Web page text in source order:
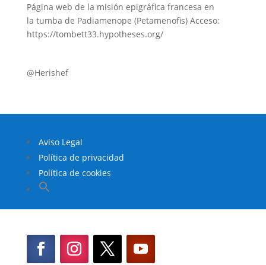
Página web de la misión epigráfica francesa en
la tumba de Padiamenope (Petamenofis) Acceso:
https://tombett33.hypotheses.org/
@Herishef
Aviso Legal
Política de privacidad
Política de cookies
Buscar:
Botón de búsqueda